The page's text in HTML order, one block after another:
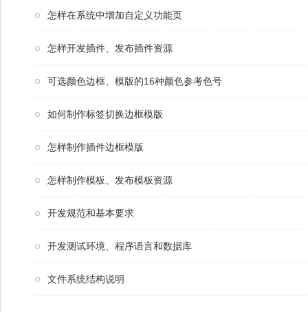
怎样在系统中增加自定义功能页
怎样开发插件、发布插件资源
可选颜色边框、模版的16种颜色参考色号
如何制作标签切换边框模版
怎样制作插件边框模版
怎样制作模板、发布模板资源
开发规范和基本要求
开发测试环境、程序语言和数据库
文件系统结构说明